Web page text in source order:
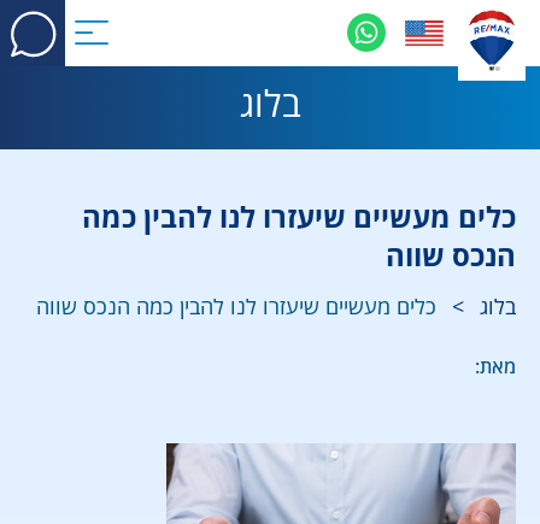
בלוג
כלים מעשיים שיעזרו לנו להבין כמה
הנכס שווה
בלוג > כלים מעשיים שיעזרו לנו להבין כמה הנכס שווה
מאת: